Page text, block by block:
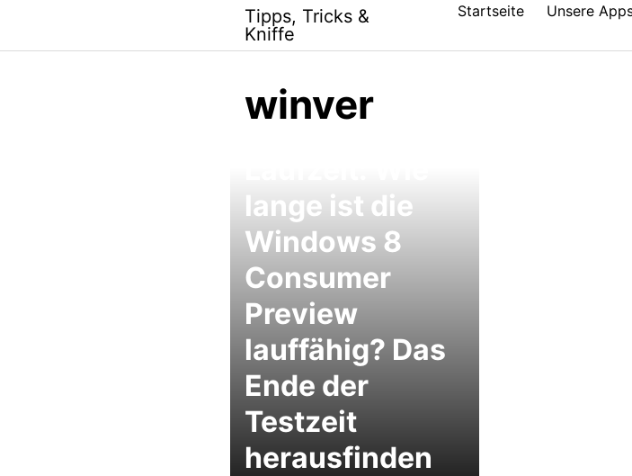
content
Tipps, Tricks &
Kniffe
Startseite Unsere
winver
lange ist die
Windows 8
Consumer
Preview
lauffähig? Das
Ende der
Testzeit
herausfinden